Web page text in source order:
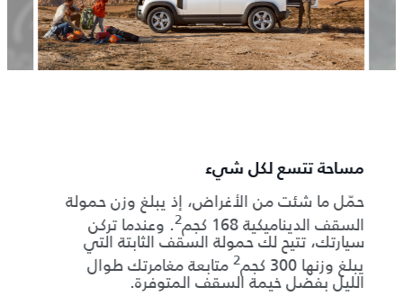
مساحة تتسع لكل شيء
حمّل ما شئت من الأغراض، إذ يبلغ وزن حمولة
السقف الديناميكية 168 كجم
2‎. وعندما تركن
سيارتك، تتيح لك حمولة السقف الثابتة التي
يبلغ وزنها 300 كجم
2متابعة مغامرتك طوال
الليل بفضل خيمة السقف المتوفرة.